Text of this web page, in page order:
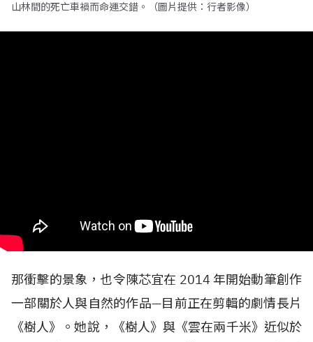
山林間的死亡車禍而命運交錯。（圖片提供：行者影像）
那衝擊的景象，也令陳芯宜在 2014 年開始動筆創作
一部關於人與自然的作品—目前正在剪輯的劇情長片
《樹人》。她說，《樹人》與《雲在兩千米》近似於